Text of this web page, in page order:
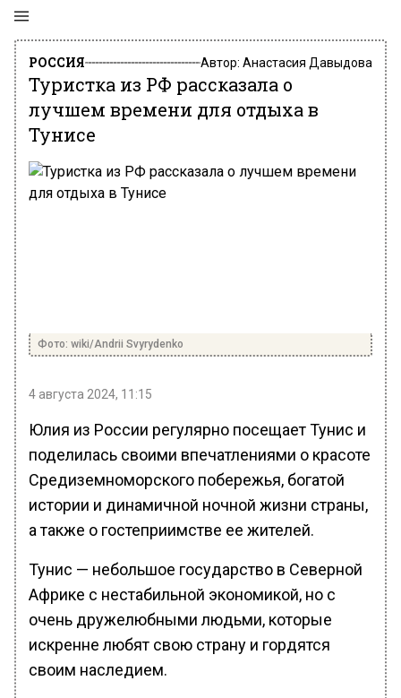
РОССИЯ Автор: Анастасия Давыдова
Туристка из РФ рассказала о
лучшем времени для отдыха в
Тунисе
Фото: wiki/Andrii Svyrydenko
4 августа 2024, 11:15
Юлия из России регулярно посещает Тунис и
поделилась своими впечатлениями о красоте
Средиземноморского побережья, богатой
истории и динамичной ночной жизни страны,
а также о гостеприимстве ее жителей.
Тунис — небольшое государство в Северной
Африке с нестабильной экономикой, но с
очень дружелюбными людьми, которые
искренне любят свою страну и гордятся
своим наследием.